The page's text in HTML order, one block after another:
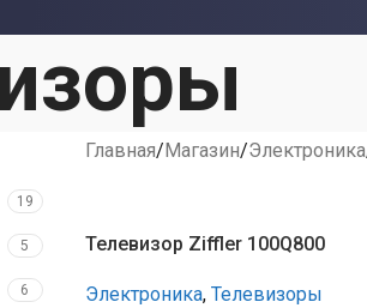
19
5
6
Главная Магазин Электроника
Телевизор Ziffler 100Q800
Электроника, Телевизоры